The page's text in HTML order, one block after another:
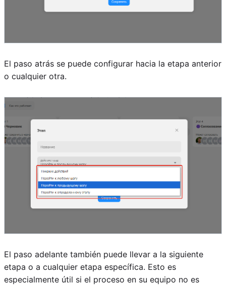
El paso atrás se puede configurar hacia la etapa anterior
o cualquier otra.
El paso adelante también puede llevar a la siguiente
etapa o a cualquier etapa específica. Esto es
especialmente útil si el proceso en su equipo no es